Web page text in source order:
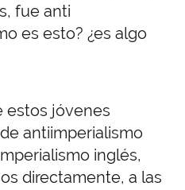
fue anti
es esto? ¿es algo
estos jóvenes
antiimperialismo
inglés,
directamente, a las